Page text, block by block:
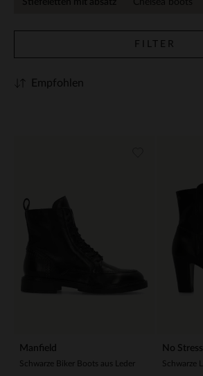
Stiefeletten mit absatz Chelsea boots
FILTER
Empfohlen
Manfield
Schwarze Biker Boots aus Leder
No Stress